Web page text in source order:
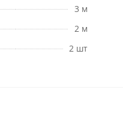
3 м
2 м
2 шт